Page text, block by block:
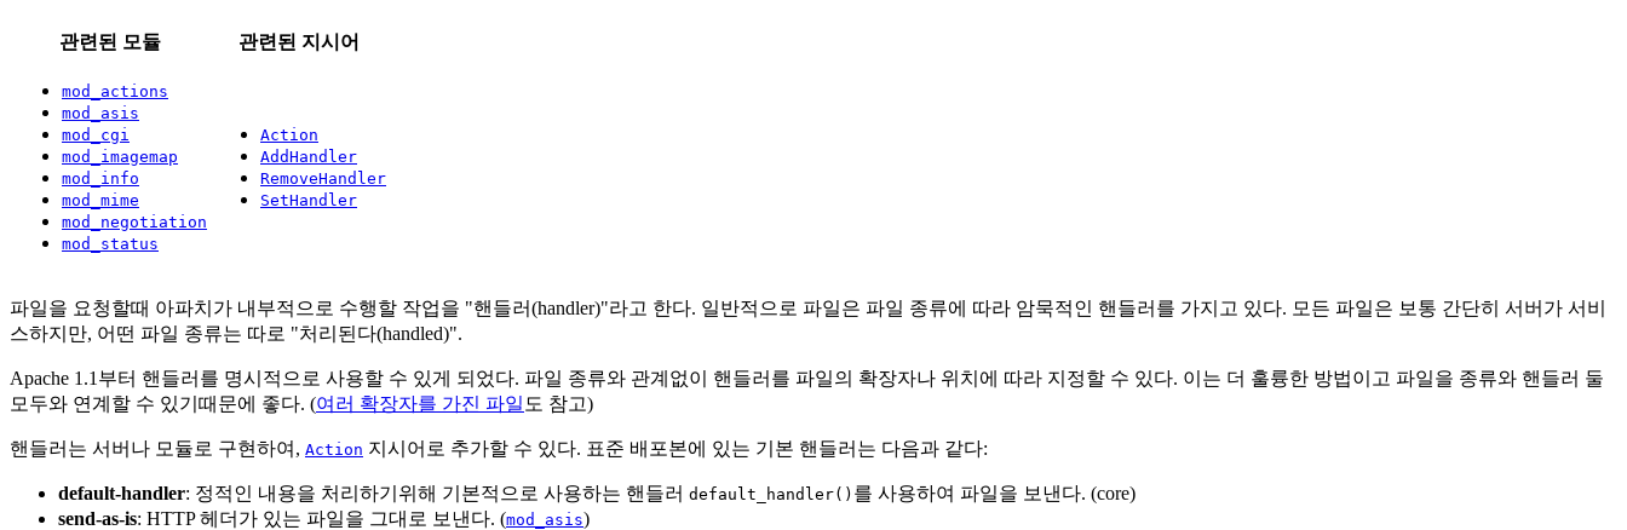
관련된 모듈 관련된 지시어
mod_actions
mod_asis
mod_cgi
mod_imagemap
mod_info
mod_mime
mod_negotiation
mod_status
Action
AddHandler
RemoveHandler
SetHandler
파일을 요청할때 아파치가 내부적으로 수행할 작업을 "핸들러(handler)"라고 한다. 일반적으로 파일은 파일 종류에 따라 암묵적인 핸들러를 가지고 있다. 모든 파일은 보통 간단히 서버가 서비
스하지만, 어떤 파일 종류는 따로 "처리된다(handled)".
Apache 1.1부터 핸들러를 명시적으로 사용할 수 있게 되었다. 파일 종류와 관계없이 핸들러를 파일의 확장자나 위치에 따라 지정할 수 있다. 이는 더 훌륭한 방법이고 파일을 종류와 핸들러 둘
모두와 연계할 수 있기때문에 좋다. (여러 확장자를 가진 파일 도 참고)
핸들러는 서버나 모듈로 구현하여, Action 지시어로 추가할 수 있다. 표준 배포본에 있는 기본 핸들러는 다음과 같다:
default-handler: 정적인 내용을 처리하기위해 기본적으로 사용하는 핸들러 default_handler() 를 사용하여 파일을 보낸다. (core)
send-as-is: HTTP 헤더가 있는 파일을 그대로 보낸다. (mod_asis)